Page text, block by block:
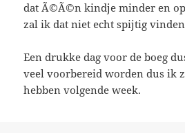
dat Ã©Ã©n kindje minder en
zal ik dat niet echt spijtig
Een drukke dag voor de boeg
veel voorbereid worden dus ik
hebben volgende week.